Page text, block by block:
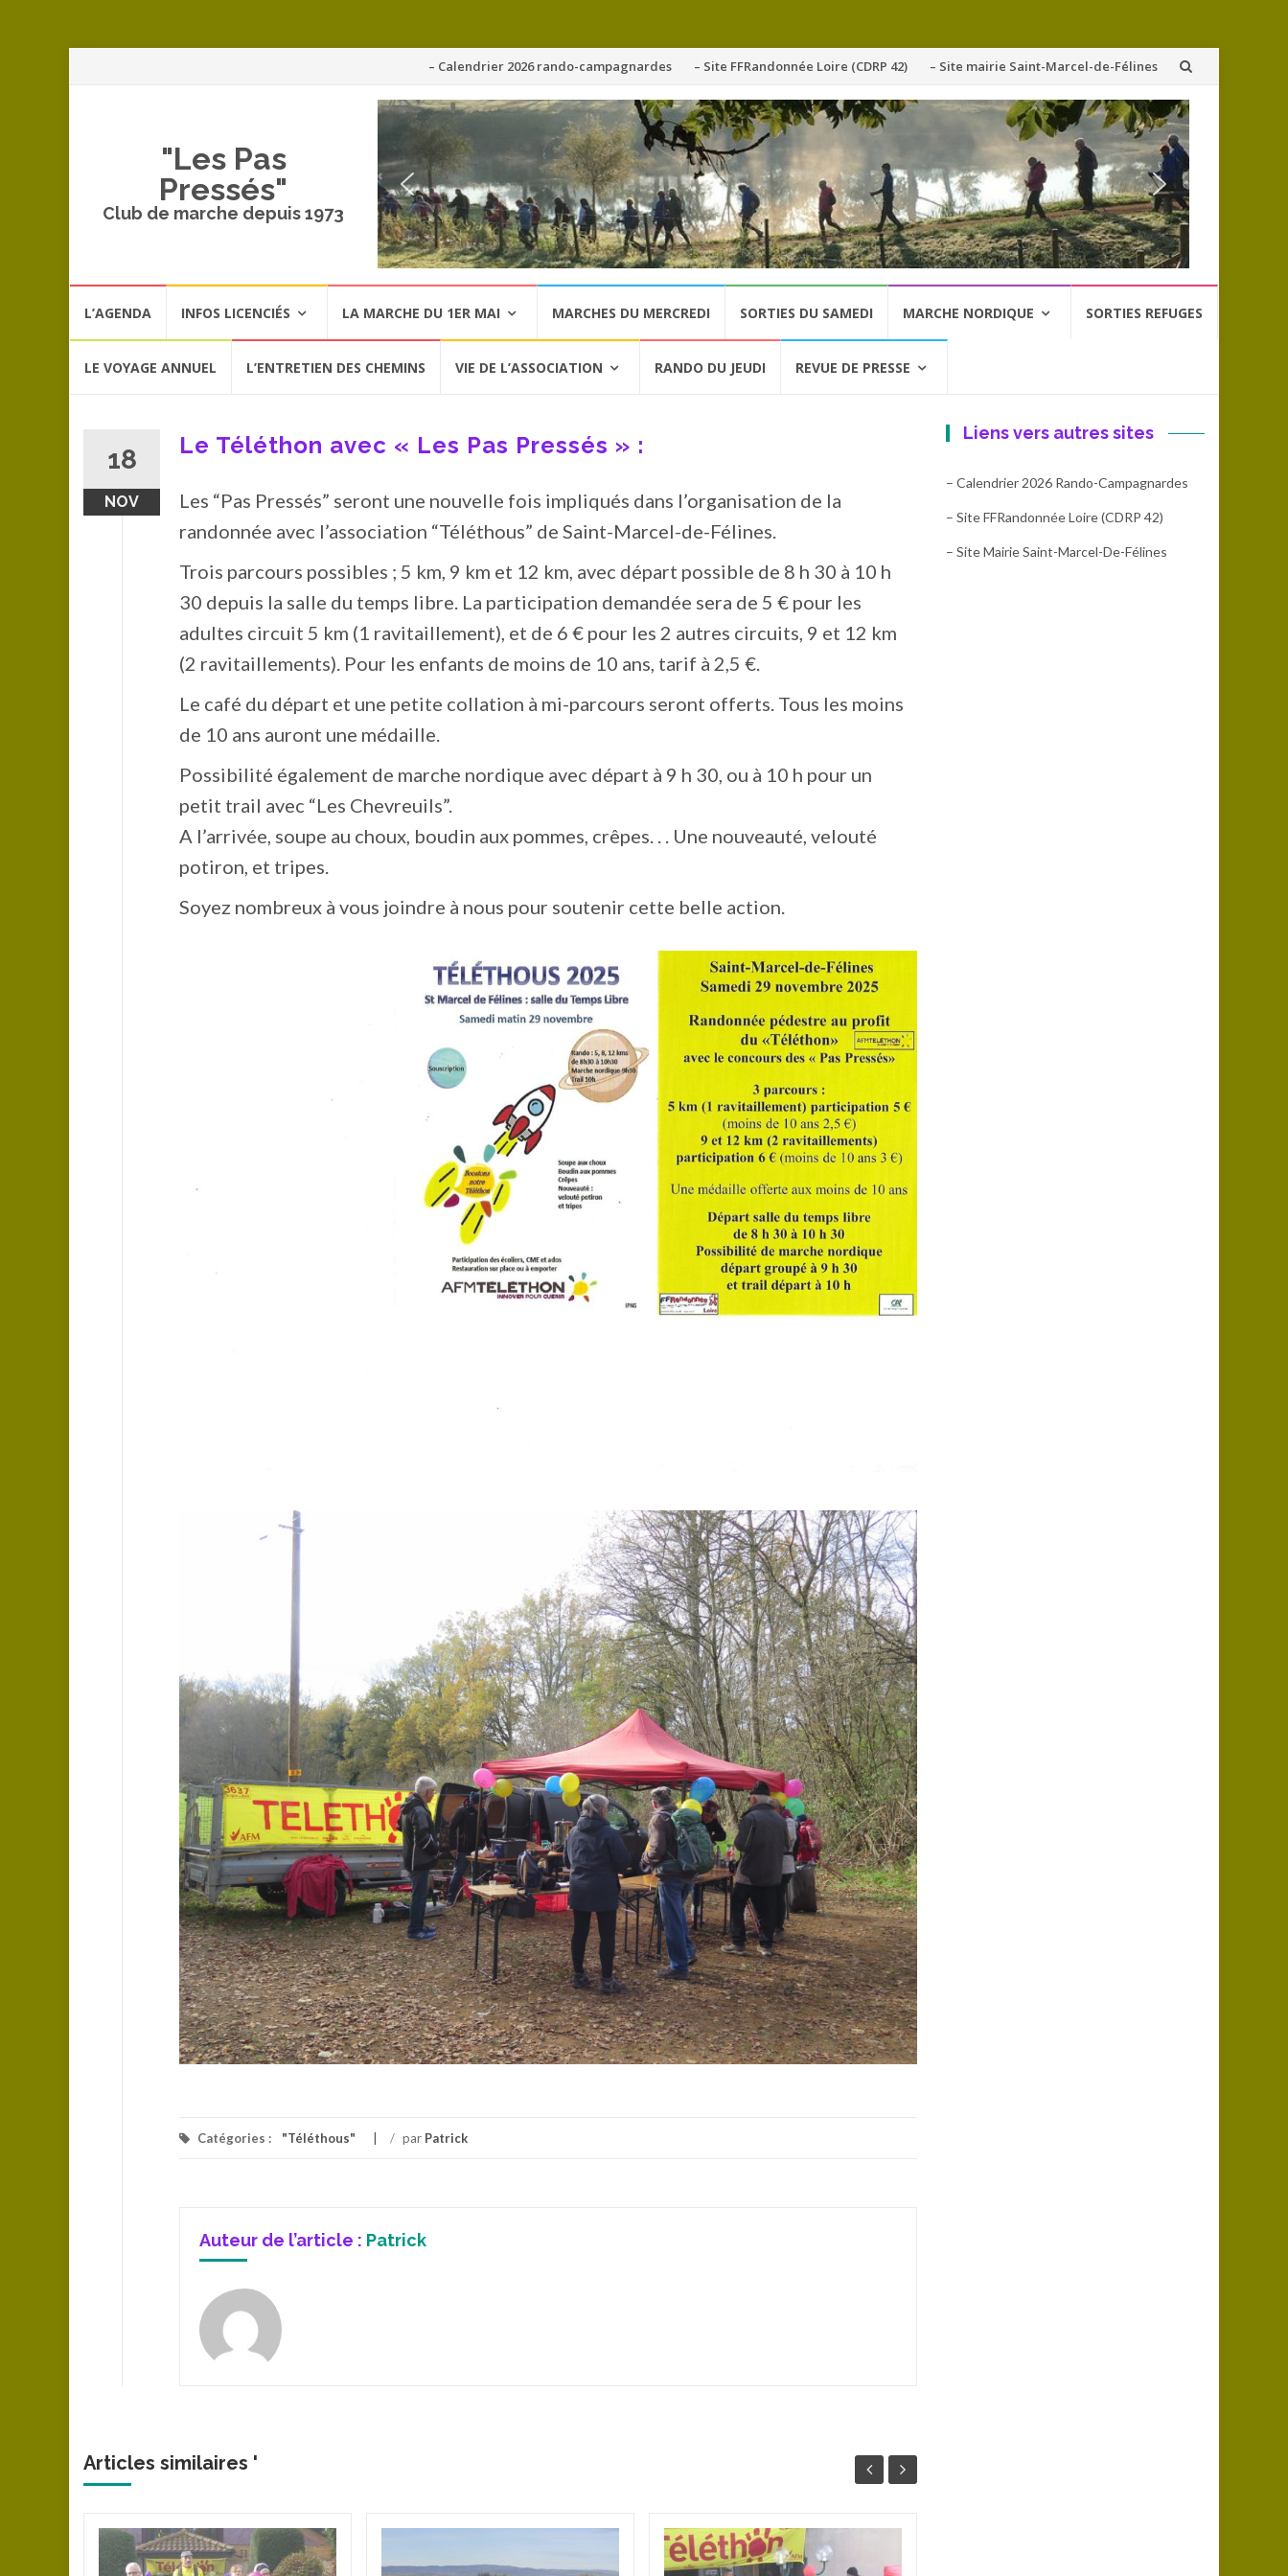
Aller
au
contenu
– Calendrier 2026 rando-campagnardes – Site FFRandonnée Loire (CDRP 42) – Site mairie Saint-Marcel-de-Félines
"Les Pas
Pressés"
Club de marche depuis 1973
contenu
L’AGENDA INFOS LICENCIÉS LA MARCHE DU 1ER MAI MARCHES DU MERCREDI SORTIES DU SAMEDI MARCHE NORDIQUE SORTIES REFUGES
LE VOYAGE ANNUEL L’ENTRETIEN DES CHEMINS VIE DE L’ASSOCIATION RANDO DU JEUDI REVUE DE PRESSE
18
NOV
Le Téléthon avec « Les Pas Pressés » :
Les “Pas Pressés” seront une nouvelle fois impliqués dans l’organisation de la
randonnée avec l’association “Téléthous” de Saint-Marcel-de-Félines.
Trois parcours possibles ; 5 km, 9 km et 12 km, avec départ possible de 8 h 30 à 10 h
30 depuis la salle du temps libre. La participation demandée sera de 5 € pour les
adultes circuit 5 km (1 ravitaillement), et de 6 € pour les 2 autres circuits, 9 et 12 km
(2 ravitaillements). Pour les enfants de moins de 10 ans, tarif à 2,5 €.
Le café du départ et une petite collation à mi-parcours seront offerts. Tous les moins
de 10 ans auront une médaille.
Possibilité également de marche nordique avec départ à 9 h 30, ou à 10 h pour un
petit trail avec “Les Chevreuils”.
A l’arrivée, soupe au choux, boudin aux pommes, crêpes. . . Une nouveauté, velouté
potiron, et tripes.
Soyez nombreux à vous joindre à nous pour soutenir cette belle action.
Catégories : "Téléthous" / par Patrick
Auteur de l’article : Patrick
Articles similaires '
Liens vers autres sites
– Calendrier 2026 Rando-Campagnardes
– Site FFRandonnée Loire (CDRP 42)
– Site Mairie Saint-Marcel-De-Félines